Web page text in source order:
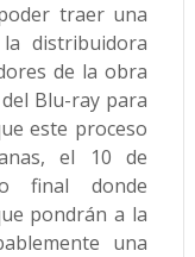
traer una
distribuidora
de la obra
Blu-ray para
este proceso
el 10 de
final donde
pondrán a la
una